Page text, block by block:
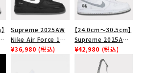
Supreme 2025AW
Nike Air Force 1
Low シュプリーム ナ
¥36,980 (税込)
【24.0cm～30.5cm】
Supreme 2025AW
Nike SB Dunk Low
ナイキ SB ダンク ロ
ー スニーカー ホワイ
¥42,980 (税込)